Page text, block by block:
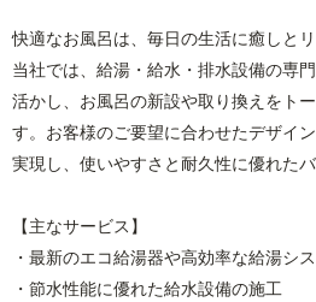
快適なお風呂は、毎日の生活に癒しと
当社では、給湯・給水・排水設備の専
活かし、お風呂の新設や取り換えをト
す。お客様のご要望に合わせたデザイ
実現し、使いやすさと耐久性に優れた
【主なサービス】
・最新のエコ給湯器や高効率な給湯シ
・節水性能に優れた給水設備の施工